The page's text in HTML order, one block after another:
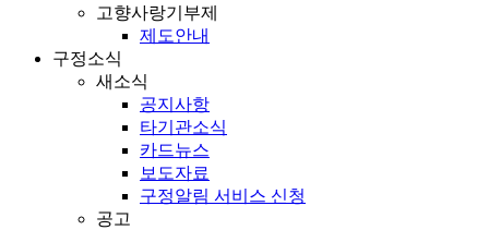
고향사랑기부제
제도안내
구정소식
새소식
공지사항
타기관소식
카드뉴스
보도자료
구정알림 서비스 신청
공고